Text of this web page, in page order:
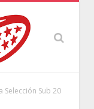
Selección Sub 20